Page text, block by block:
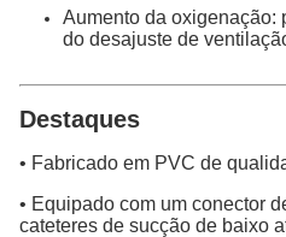
Aumento da oxigenação:
do desajuste de
Destaques
• Fabricado em PVC de
• Equipado com um conector
cateteres de sucção de baixo